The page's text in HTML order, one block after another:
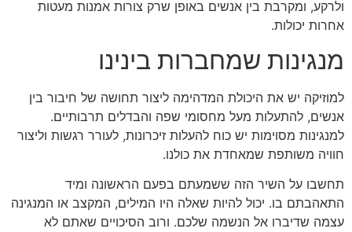
ולרקע, ומקרבת בין אנשים באופן שרק צורות אמנות מעטות
אחרות יכולות.
מנגינות שמחברות בינינו
למוזיקה יש את היכולת המדהימה ליצור תחושה של חיבור בין
אנשים, להתעלות מעל מחסומי שפה והבדלים תרבותיים.
למנגינות מסוימות יש כוח להעלות זיכרונות, לעורר רגשות וליצור
חוויה משותפת שמאחדת את כולנו.
תחשבו על השיר הזה ששמעתם בפעם הראשונה ומיד
התאהבתם בו. יכול להיות שאלה היו המילים, המקצב או המנגינה
עצמה שדיברו אל הנשמה שלכם. ורוב הסיכויים שאתם לא